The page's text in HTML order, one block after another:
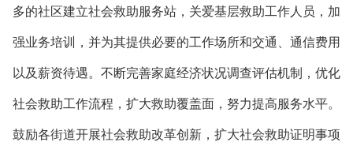
多的社区建立社会救助服务站，关爱基层救助工作人员，加
强业务培训，并为其提供必要的工作场所和交通、通信费用
以及薪资待遇。不断完善家庭经济状况调查评估机制，优化
社会救助工作流程，扩大救助覆盖面，努力提高服务水平。
鼓励各街道开展社会救助改革创新，扩大社会救助证明事项